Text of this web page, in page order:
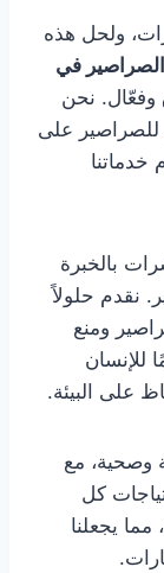
ولحل هذه
في
وفعّال. نحن
للصراصير على
خدماتنا
بالخبرة
نقدم حلولاً
ومنع
للإنسان
على البيئة.
وصحية، مع
كل
يجعلنا